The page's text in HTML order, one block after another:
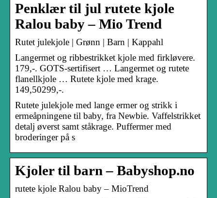
Penklær til jul rutete kjole
Ralou baby – Mio Trend
Rutet julekjole | Grønn | Barn | Kappahl
Langermet og ribbestrikket kjole med firkløvere.
179,-. GOTS-sertifisert … Langermet og rutete
flanellkjole … Rutete kjole med krage.
149,50299,-.
Rutete julekjole med lange ermer og strikk i
ermeåpningene til baby, fra Newbie. Vaffelstrikket
detalj øverst samt ståkrage. Puffermer med
broderinger på s
Kjoler til barn – Babyshop.no
rutete kjole Ralou baby – MioTrend